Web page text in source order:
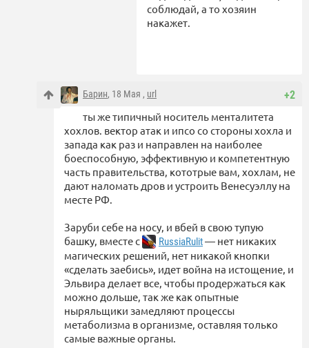
соблюдай, а то хозяин
накажет.
+2
Барин, 18 Мая , url
ты же типичный носитель менталитета
хохлов. вектор атак и ипсо со стороны хохла и
запада как раз и направлен на наиболее
боеспособную, эффективную и компетентную
часть правительства, кототрые вам, хохлам, не
дают наломать дров и устроить Венесуэллу на
месте РФ.
Заруби себе на носу, и вбей в свою тупую
башку, вместе с
RussiaRulit— нет никаких
магических решений, нет никакой кнопки
«сделать заебись», идет война на истощение, и
Эльвира делает все, чтобы продержаться как
можно дольше, так же как опытные
ныряльщики замедляют процессы
метаболизма в организме, оставляя только
самые важные органы.